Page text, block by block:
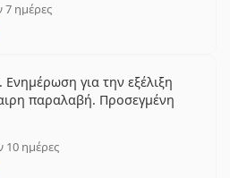
7 ημέρες
5 αξιολογήσεις από 5
για την εξέλιξη
παραλαβή. Προσεγμένη
10 ημέρες
5 αξιολογήσεις από 5